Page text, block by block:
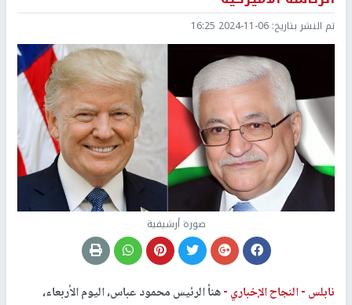
تم النشر بتاريخ: 2024-11-06 16:25
صورة أرشيفية
نابلس -النجاح الإخباري -هنأ الرئيس محمود عباس، اليوم الأربعاء،